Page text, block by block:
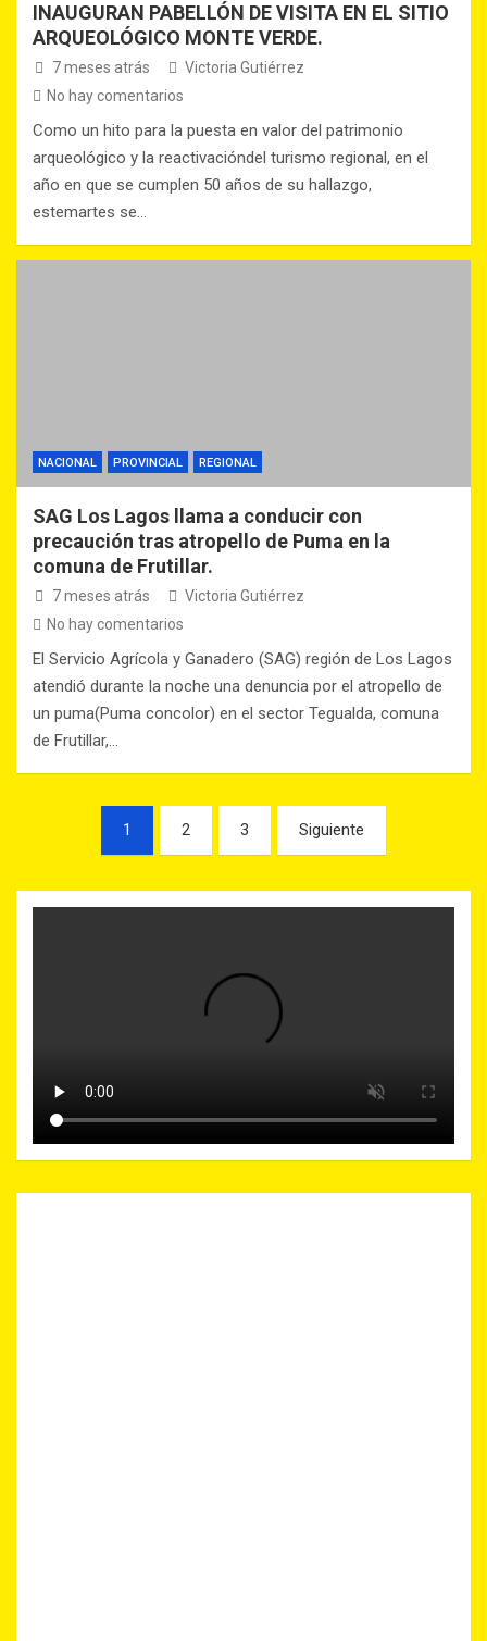
INAUGURAN PABELLÓN DE VISITA EN EL SITIO
ARQUEOLÓGICO MONTE VERDE.
7 meses atrás
Victoria Gutiérrez
No hay comentarios
Como un hito para la puesta en valor del patrimonio
arqueológico y la reactivacióndel turismo regional, en el
año en que se cumplen 50 años de su hallazgo,
estemartes se…
NACIONAL PROVINCIAL REGIONAL
SAG Los Lagos llama a conducir con
precaución tras atropello de Puma en la
comuna de Frutillar.
7 meses atrás
Victoria Gutiérrez
No hay comentarios
El Servicio Agrícola y Ganadero (SAG) región de Los Lagos
atendió durante la noche una denuncia por el atropello de
un puma(Puma concolor) en el sector Tegualda, comuna
de Frutillar,…
1 2 3 Siguiente